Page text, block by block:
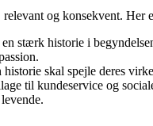
og konsekvent. Her
stærk historie i
skal spejle deres
til kundeservice og